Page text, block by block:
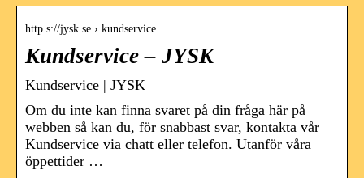
http s://jysk.se › kundservice
Kundservice – JYSK
Kundservice | JYSK
Om du inte kan finna svaret på din fråga här på
webben så kan du, för snabbast svar, kontakta vår
Kundservice via chatt eller telefon. Utanför våra
öppettider …